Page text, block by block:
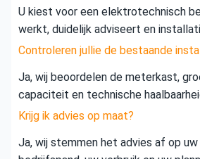
U kiest voor een elektrotechnisch
werkt, duidelijk adviseert en
Controleren jullie de bestaande
Ja, wij beoordelen de meterkast,
capaciteit en technische
Krijg ik advies op maat?
Ja, wij stemmen het advies af op